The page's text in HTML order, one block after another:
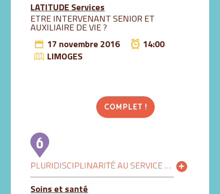
LATITUDE Services
ETRE INTERVENANT SENIOR ET
AUXILIAIRE DE VIE ?
17 novembre 2016
14:00
LIMOGES
COMPLET !
PLURIDISCIPLINARITÉ AU SERVICE DES USAGERS
Soins et santé